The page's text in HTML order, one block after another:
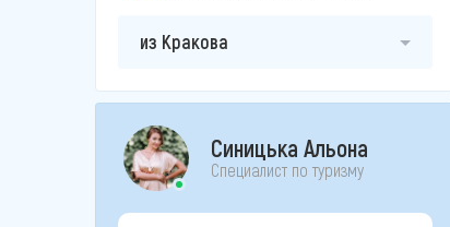
из Кракова
Синицька Альона
Специалист по туризму